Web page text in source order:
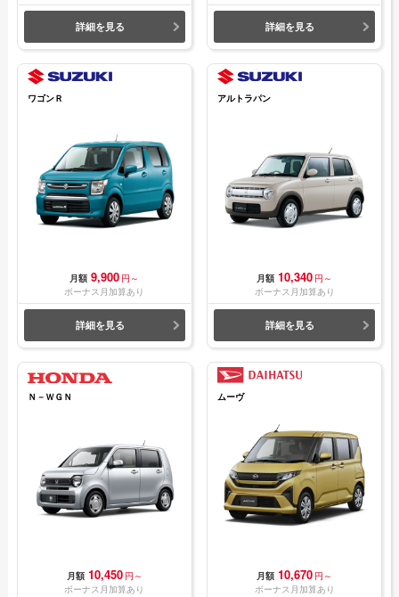
詳細を見る 詳細を見る
ワゴンＲ
月額 9,900 円～
ボーナス月加算あり
詳細を見る
アルトラパン
月額 10,340 円～
ボーナス月加算あり
詳細を見る
Ｎ－ＷＧＮ
月額 10,450 円～
ボーナス月加算あり
ムーヴ
月額 10,670 円～
ボーナス月加算あり